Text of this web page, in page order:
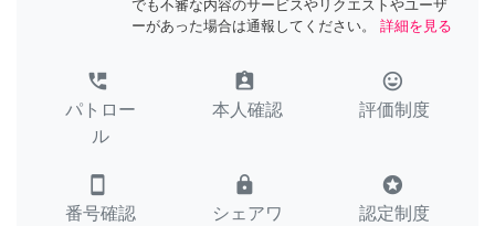
でも不審な内容のサービスやリクエストやユーザ
ーがあった場合は通報してください。
詳細を見る
perm_phone_msg
パトロー
ル
assignment_ind
本人確認
tag_faces
評価制度
smartphone
番号確認
lock
シェアワ
stars
認定制度